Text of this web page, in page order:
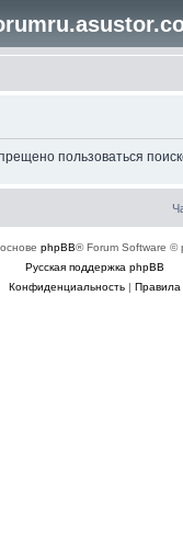
пользоваться
phpBB® Forum Software ©
Русская поддержка phpBB
Конфиденциальность| Правила